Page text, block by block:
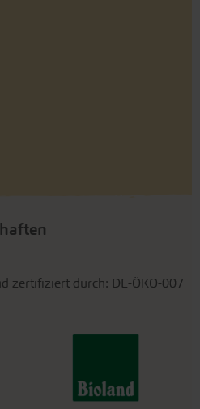
zertifiziert durch: DE-ÖKO-007